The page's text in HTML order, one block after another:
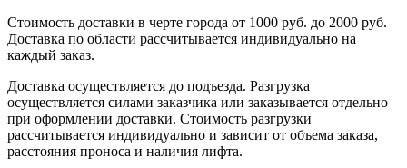
Стоимость доставки в черте города от 1000 руб. до 2000 руб.
Доставка по области рассчитывается индивидуально на
каждый заказ.
Доставка осуществляется до подъезда. Разгрузка
осуществляется силами заказчика или заказывается отдельно
при оформлении доставки. Стоимость разгрузки
рассчитывается индивидуально и зависит от объема заказа,
расстояния проноса и наличия лифта.